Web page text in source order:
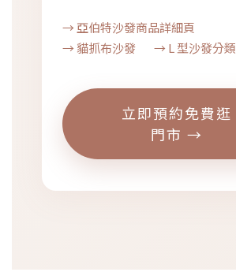
→ 亞伯特沙發商品詳細頁
→ 貓抓布沙發
→ L 型沙發分類
立即預約免費逛
門市 →